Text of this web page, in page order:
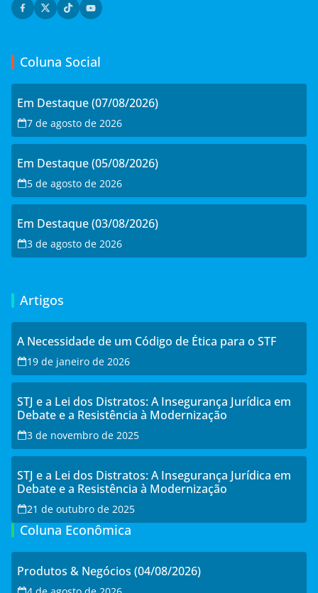
Coluna Social
Em Destaque (07/08/2026)
7 de agosto de 2026
Em Destaque (05/08/2026)
5 de agosto de 2026
Em Destaque (03/08/2026)
3 de agosto de 2026
Artigos
A Necessidade de um Código de Ética para o STF
19 de janeiro de 2026
STJ e a Lei dos Distratos: A Insegurança Jurídica em
Debate e a Resistência à Modernização
3 de novembro de 2025
STJ e a Lei dos Distratos: A Insegurança Jurídica em
Debate e a Resistência à Modernização
21 de outubro de 2025
Coluna Econômica
Produtos & Negócios (04/08/2026)